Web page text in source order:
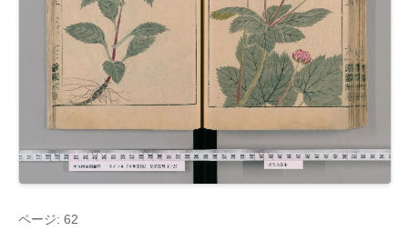
ページ: 62